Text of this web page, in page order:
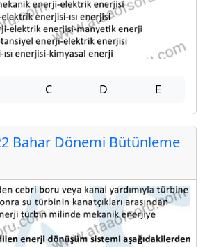
C D E
Bahar Dönemi Bütünleme